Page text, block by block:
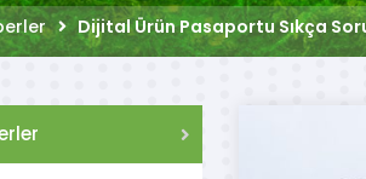
Dijital Ürün Pasaportu Sıkça